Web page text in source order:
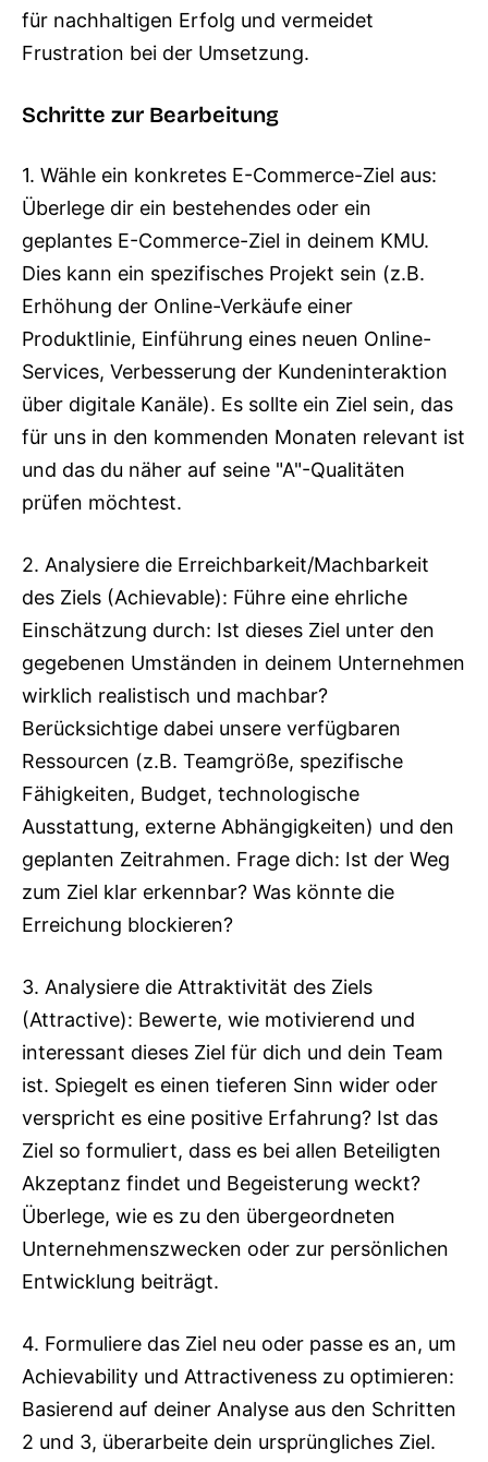
für nachhaltigen Erfolg und vermeidet
Frustration bei der Umsetzung.
Schritte zur Bearbeitung
1. Wähle ein konkretes E-Commerce-Ziel aus:
Überlege dir ein bestehendes oder ein
geplantes E-Commerce-Ziel in deinem KMU.
Dies kann ein spezifisches Projekt sein (z.B.
Erhöhung der Online-Verkäufe einer
Produktlinie, Einführung eines neuen Online-
Services, Verbesserung der Kundeninteraktion
über digitale Kanäle). Es sollte ein Ziel sein, das
für uns in den kommenden Monaten relevant ist
und das du näher auf seine "A"-Qualitäten
prüfen möchtest.
2. Analysiere die Erreichbarkeit/Machbarkeit
des Ziels (Achievable): Führe eine ehrliche
Einschätzung durch: Ist dieses Ziel unter den
gegebenen Umständen in deinem Unternehmen
wirklich realistisch und machbar?
Berücksichtige dabei unsere verfügbaren
Ressourcen (z.B. Teamgröße, spezifische
Fähigkeiten, Budget, technologische
Ausstattung, externe Abhängigkeiten) und den
geplanten Zeitrahmen. Frage dich: Ist der Weg
zum Ziel klar erkennbar? Was könnte die
Erreichung blockieren?
3. Analysiere die Attraktivität des Ziels
(Attractive): Bewerte, wie motivierend und
interessant dieses Ziel für dich und dein Team
ist. Spiegelt es einen tieferen Sinn wider oder
verspricht es eine positive Erfahrung? Ist das
Ziel so formuliert, dass es bei allen Beteiligten
Akzeptanz findet und Begeisterung weckt?
Überlege, wie es zu den übergeordneten
Unternehmenszwecken oder zur persönlichen
Entwicklung beiträgt.
4. Formuliere das Ziel neu oder passe es an, um
Achievability und Attractiveness zu optimieren:
Basierend auf deiner Analyse aus den Schritten
2 und 3, überarbeite dein ursprüngliches Ziel.